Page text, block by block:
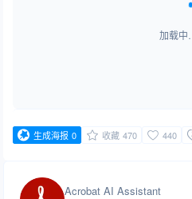
加载中…
生成海报 0 收藏 470 440
Acrobat AI Assistant